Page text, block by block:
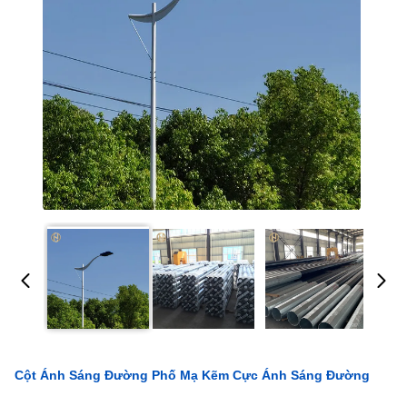
Cột Ánh Sáng Đường Phố Mạ Kẽm Cực Ánh Sáng Đường